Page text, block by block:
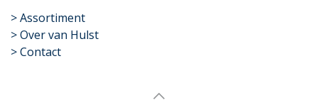
​>Assortiment
> Over van Hulst
> Contact